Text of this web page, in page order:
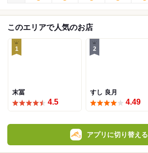
このエリアで人気のお店
1
末冨
4.5
2
すし 良月
4.49
アプリに切り替える